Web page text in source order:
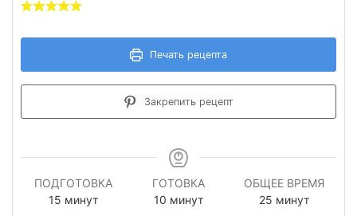
Печать рецепта
Закрепить рецепт
ПОДГОТОВКА
15 минуты
минут
ГОТОВКА
10 минуты
минут
ОБЩЕЕ ВРЕМЯ
25минуты
минут